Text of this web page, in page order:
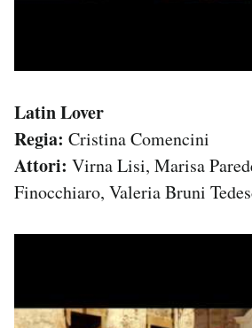
Latin Lover
Regia: Cristina Comencini
Attori: Virna Lisi, Marisa
Finocchiaro, Valeria Bruni